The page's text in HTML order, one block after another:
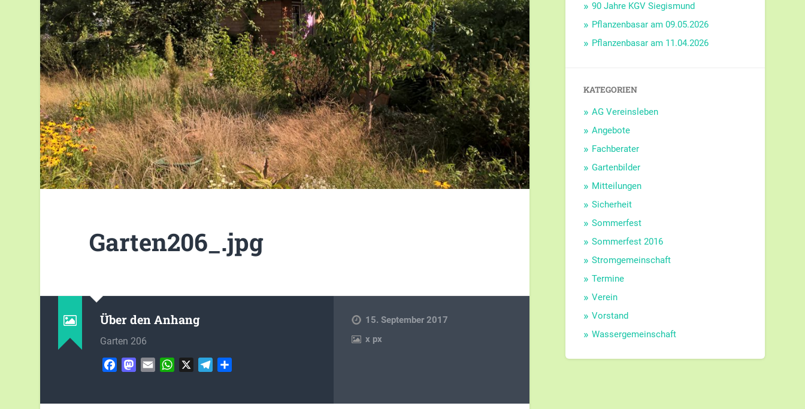
Garten206_.jpg
Über den Anhang
Garten 206
FacebookMastodon
Email WhatsApp Telegram
15. September 2017
x px
90 Jahre KGV Siegismund
Pflanzenbasar am 09.05.2026
Pflanzenbasar am 11.04.2026
KATEGORIEN
AG Vereinsleben
Angebote
Fachberater
Gartenbilder
Mitteilungen
Sicherheit
Sommerfest
Sommerfest 2016
Stromgemeinschaft
Termine
Verein
Vorstand
Wassergemeinschaft